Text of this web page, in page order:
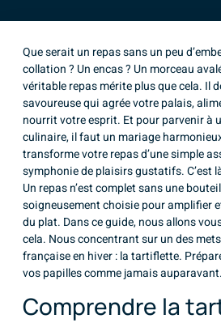
Que serait un repas sans un peu
collation ? Un encas ? Un morceau
véritable repas mérite plus que cela. Il
savoureuse qui agrée votre palais,
nourrit votre esprit. Et pour parvenir à
culinaire, il faut un mariage
transforme votre repas d’une simple
symphonie de plaisirs gustatifs. C’est
Un repas n’est complet sans une
soigneusement choisie pour amplifier
du plat. Dans ce guide, nous allons
cela. Nous concentrant sur un des
française en hiver : la tartiflette.
vos papilles comme jamais auparavant.
Comprendre la